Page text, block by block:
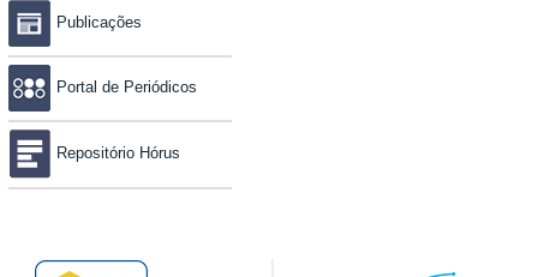
Publicações
Portal de Periódicos
Repositório Hórus